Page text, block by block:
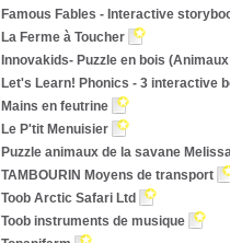
Famous Fables - Interactive
La Ferme à Toucher
Innovakids- Puzzle en bois
Let's Learn! Phonics - 3 interactive
Mains en feutrine
Le P'tit Menuisier
Puzzle animaux de la savane
TAMBOURIN Moyens de transport
Toob Arctic Safari Ltd
Toob instruments de musique